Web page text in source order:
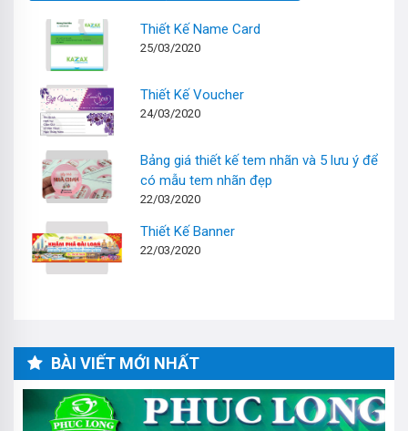
Thiết Kế Name Card
25/03/2020
Thiết Kế Voucher
24/03/2020
Bảng giá thiết kế tem nhãn và 5 lưu ý để
có mẫu tem nhãn đẹp
22/03/2020
Thiết Kế Banner
22/03/2020
BÀI VIẾT MỚI NHẤT